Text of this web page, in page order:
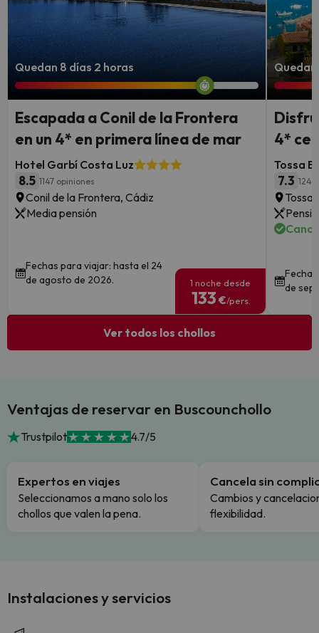
Quedan 8 días 2 horas
Escapada a Conil de la Frontera
en un 4* en primera línea de mar
Hotel Garbí Costa Luz
8.5 1147 opiniones
Conil de la Frontera, Cádiz
Media pensión
Fechas para viajar: hasta el 24
de agosto de 2026.
1 noche desde
133 €/pers.
Quedan
4*
Tossa
7.3 1241
Tossa
de
Ver todos los chollos
Ventajas de reservar en Buscounchollo
Trustpilot 4.7/5
Expertos en viajes
Seleccionamos a mano solo los
chollos que valen la pena.
Cancela sin
Cambios y
flexibilidad.
Instalaciones y servicios